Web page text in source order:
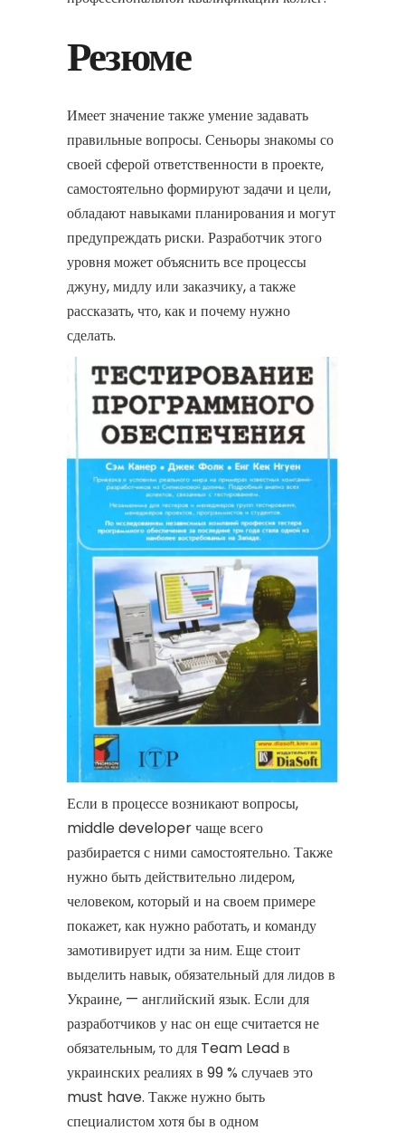
Резюме
Имеет значение также умение задавать
правильные вопросы. Сеньоры знакомы со
своей сферой ответственности в проекте,
самостоятельно формируют задачи и цели,
обладают навыками планирования и могут
предупреждать риски. Разработчик этого
уровня может объяснить все процессы
джуну, мидлу или заказчику, а также
рассказать, что, как и почему нужно
сделать.
Если в процессе возникают вопросы,
middle developer чаще всего
разбирается с ними самостоятельно. Также
нужно быть действительно лидером,
человеком, который и на своем примере
покажет, как нужно работать, и команду
замотивирует идти за ним. Еще стоит
выделить навык, обязательный для лидов в
Украине, — английский язык. Если для
разработчиков у нас он еще считается не
обязательным, то для Team Lead в
украинских реалиях в 99 % случаев это
must have. Также нужно быть
специалистом хотя бы в одном